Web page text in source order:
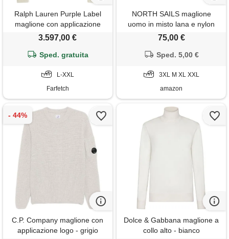
Ralph Lauren Purple Label
maglione con applicazione
polo pony - bianco
3.597,00 €
Sped. gratuita
L-XXL
Farfetch
NORTH SAILS maglione
uomo in misto lana e nylon
con lavorazione a trecce
75,00 €
Sped. 5,00 €
3XL M XL XXL
amazon
C.P. Company maglione con
applicazione logo - grigio
Dolce & Gabbana maglione a
collo alto - bianco